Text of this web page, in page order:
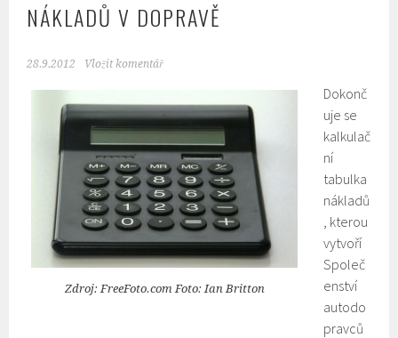
NÁKLADŮ V DOPRAVĚ
28.9.2012 Vložit komentář
Zdroj: FreeFoto.com Foto: Ian Britton
Dokonč
uje se
kalkulač
ní
tabulka
nákladů
, kterou
vytvoří
Společ
enství
autodo
pravců